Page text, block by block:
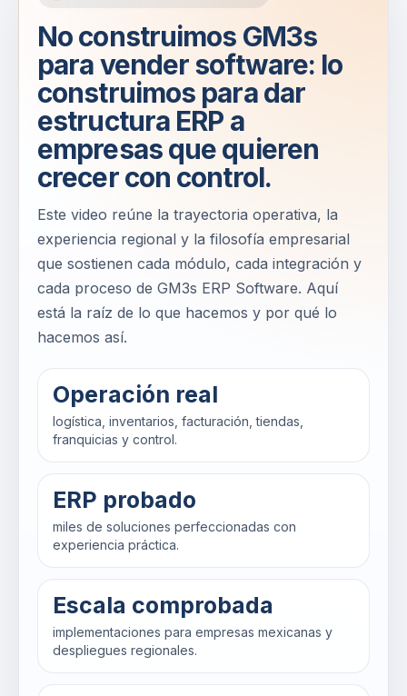
No construimos GM3s
para vender software: lo
construimos para dar
estructura ERP a
empresas que quieren
crecer con control.
Este video reúne la trayectoria operativa, la
experiencia regional y la filosofía empresarial
que sostienen cada módulo, cada integración y
cada proceso de GM3s ERP Software. Aquí
está la raíz de lo que hacemos y por qué lo
hacemos así.
Operación real
logística, inventarios, facturación, tiendas,
franquicias y control.
ERP probado
miles de soluciones perfeccionadas con
experiencia práctica.
Escala comprobada
implementaciones para empresas mexicanas y
despliegues regionales.